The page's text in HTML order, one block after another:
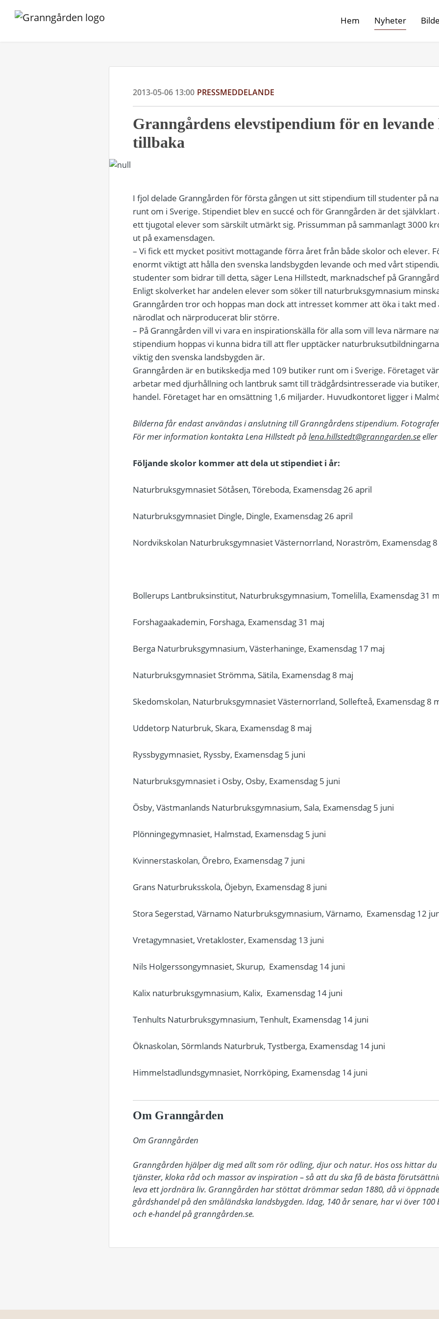
Hem Nyheter
2013-05-06 13:00 PRESSMEDDELANDE
Granngårdens elevstipendium för en
tillbaka
I fjol delade Granngården för första gången ut sitt stipendium till studenter på
runt om i Sverige. Stipendiet blev en succé och för Granngården är det
ett tjugotal elever som särskilt utmärkt sig. Prissumman på sammanlagt 3000
ut på examensdagen.
– Vi fick ett mycket positivt mottagande förra året från både skolor och elever.
enormt viktigt att hålla den svenska landsbygden levande och med vårt
studenter som bidrar till detta, säger Lena Hillstedt, marknadschef på
Enligt skolverket har andelen elever som söker till naturbruksgymnasium
Granngården tror och hoppas man dock att intresset kommer att öka i takt
närodlat och närproducerat blir större.
– På Granngården vill vi vara en inspirationskälla för alla som vill leva närmare
stipendium hoppas vi kunna bidra till att fler upptäcker
viktig den svenska landsbygden är.
Granngården är en butikskedja med 109 butiker runt om i Sverige. Företaget
arbetar med djurhållning och lantbruk samt till trädgårdsintresserade via
handel. Företaget har en omsättning 1,6 miljarder. Huvudkontoret ligger i
Bilderna får endast användas i anslutning till Granngårdens stipendium.
För mer information kontakta Lena Hillstedt pålena.hillstedt@granngarden.se
Följande skolor kommer att dela ut stipendiet i år:
Naturbruksgymnasiet Sötåsen, Töreboda, Examensdag 26 april
Naturbruksgymnasiet Dingle, Dingle, Examensdag 26 april
Nordvikskolan Naturbruksgymnasiet Västernorrland, Noraström, Examensdag
Bollerups Lantbruksinstitut, Naturbruksgymnasium, Tomelilla, Examensdag 31
Forshagaakademin, Forshaga, Examensdag 31 maj
Berga Naturbruksgymnasium, Västerhaninge, Examensdag 17 maj
Naturbruksgymnasiet Strömma, Sätila, Examensdag 8 maj
Skedomskolan, Naturbruksgymnasiet Västernorrland, Sollefteå, Examensdag 8
Uddetorp Naturbruk, Skara, Examensdag 8 maj
Ryssbygymnasiet, Ryssby, Examensdag 5 juni
Naturbruksgymnasiet i Osby, Osby, Examensdag 5 juni
Ösby, Västmanlands Naturbruksgymnasium, Sala, Examensdag 5 juni
Plönningegymnasiet, Halmstad, Examensdag 5 juni
Kvinnerstaskolan, Örebro, Examensdag 7 juni
Grans Naturbruksskola, Öjebyn, Examensdag 8 juni
Stora Segerstad, Värnamo Naturbruksgymnasium, Värnamo, Examensdag 12
Vretagymnasiet, Vretakloster, Examensdag 13 juni
Nils Holgerssongymnasiet, Skurup, Examensdag 14 juni
Kalix naturbruksgymnasium, Kalix, Examensdag 14 juni
Tenhults Naturbruksgymnasium, Tenhult, Examensdag 14 juni
Öknaskolan, Sörmlands Naturbruk, Tystberga, Examensdag 14 juni
Himmelstadlundsgymnasiet, Norrköping, Examensdag 14 juni
Om Granngården
Om Granngården
Granngården hjälper dig med allt som rör odling, djur och natur. Hos oss hittar
tjänster, kloka råd och massor av inspiration – så att du ska få de bästa
leva ett jordnära liv. Granngården har stöttat drömmar sedan 1880, då vi
gårdshandel på den småländska landsbygden. Idag, 140 år senare, har vi över
och e-handel på granngården.se.